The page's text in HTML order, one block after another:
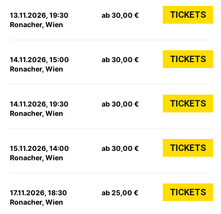
13.11.2026, 19:30
Ronacher, Wien
ab 30,00 € TICKETS
14.11.2026, 15:00
Ronacher, Wien
ab 30,00 € TICKETS
14.11.2026, 19:30
Ronacher, Wien
ab 30,00 € TICKETS
15.11.2026, 14:00
Ronacher, Wien
ab 30,00 € TICKETS
17.11.2026, 18:30
Ronacher, Wien
ab 25,00 € TICKETS